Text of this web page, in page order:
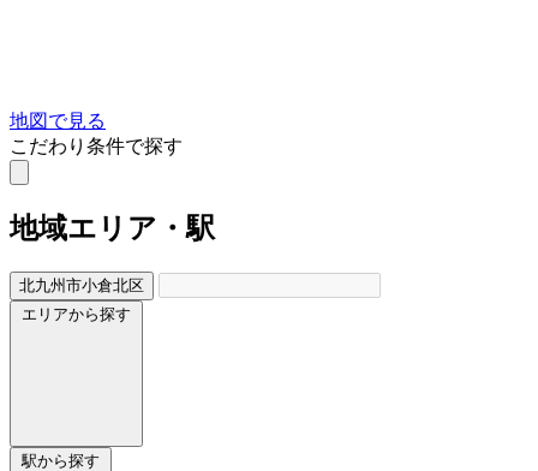
地図で見る
こだわり条件で探す
地域エリア・駅
北九州市小倉北区
エリアから探す
駅から探す